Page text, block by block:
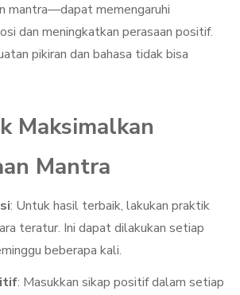
mantra—dapat memengaruhi
dan meningkatkan perasaan positif.
pikiran dan bahasa tidak bisa
Maksimalkan
Mantra
: Untuk hasil terbaik, lakukan praktik
teratur. Ini dapat dilakukan setiap
beberapa kali.
: Masukkan sikap positif dalam setiap